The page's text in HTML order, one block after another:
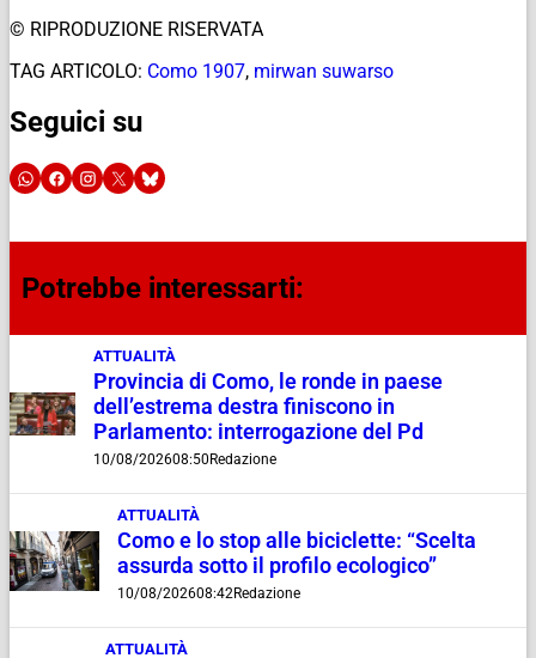
© RIPRODUZIONE RISERVATA
TAG ARTICOLO: Como 1907, mirwan suwarso
Seguici su
Potrebbe interessarti:
ATTUALITÀ
Provincia di Como, le ronde in paese
dell’estrema destra finiscono in
Parlamento: interrogazione del Pd
10/08/202608:50 Redazione
ATTUALITÀ
Como e lo stop alle biciclette: “Scelta
assurda sotto il profilo ecologico”
10/08/202608:42Redazione
ATTUALITÀ